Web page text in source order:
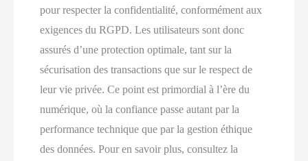
pour respecter la confidentialité, conformément aux
exigences du RGPD. Les utilisateurs sont donc
assurés d’une protection optimale, tant sur la
sécurisation des transactions que sur le respect de
leur vie privée. Ce point est primordial à l’ère du
numérique, où la confiance passe autant par la
performance technique que par la gestion éthique
des données. Pour en savoir plus, consultez la